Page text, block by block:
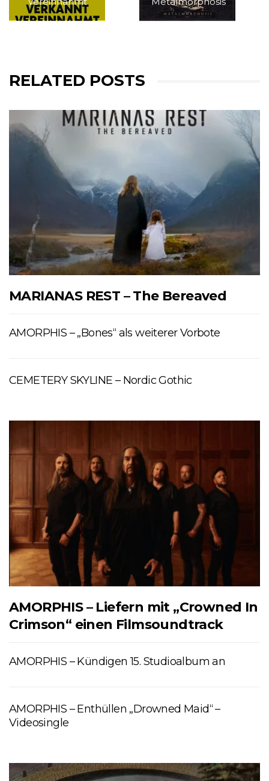
RELATED POSTS
MARIANAS REST – The Bereaved
AMORPHIS – „Bones“ als weiterer Vorbote
CEMETERY SKYLINE – Nordic Gothic
AMORPHIS – Liefern mit „Crowned In
Crimson“ einen Filmsoundtrack
AMORPHIS – Kündigen 15. Studioalbum an
AMORPHIS – Enthüllen „Drowned Maid“ –
Videosingle